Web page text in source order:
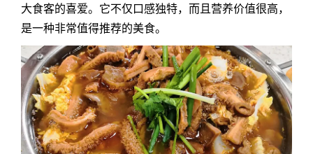
大食客的喜爱。它不仅口感独特，而且营养价值很高，
是一种非常值得推荐的美食。